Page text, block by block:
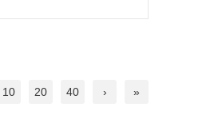
10 20 40 › »